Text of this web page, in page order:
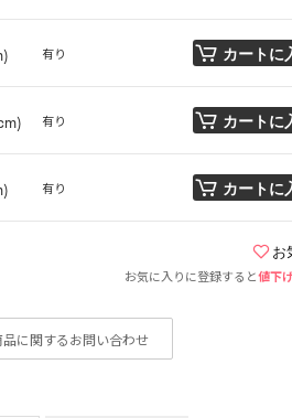
有り カートに
有り カートに
有り カートに
お
お気に入りに登録すると値下
品に関するお問い合わせ